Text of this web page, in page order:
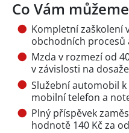
Co Vám
Kompletní zaškolení
obchodních
Mzda v rozmezí od
v závislosti na
Služební automobil
mobilní telefon a
Plný příspěvek
hodnotě 140 Kč za